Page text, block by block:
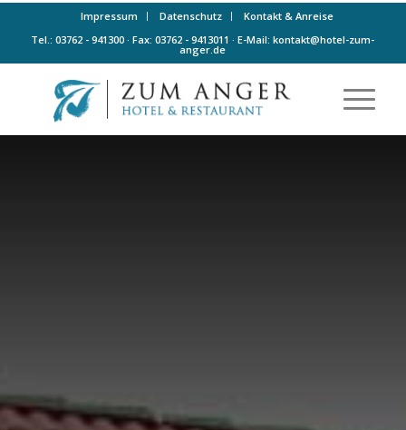
Impressum Datenschutz
Kontakt & Anreise
Tel.: 03762 - 941300 · Fax: 03762 - 9413011 · E-Mail:kontakt@hotel-zum-
anger.de